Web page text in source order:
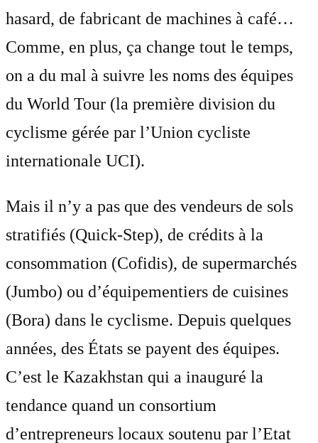
hasard, de fabricant de machines à café…
Comme, en plus, ça change tout le temps,
on a du mal à suivre les noms des équipes
du World Tour (la première division du
cyclisme gérée par l’Union cycliste
internationale UCI).
Mais il n’y a pas que des vendeurs de sols
stratifiés (Quick-Step), de crédits à la
consommation (Cofidis), de supermarchés
(Jumbo) ou d’équipementiers de cuisines
(Bora) dans le cyclisme. Depuis quelques
années, des États se payent des équipes.
C’est le Kazakhstan qui a inauguré la
tendance quand un consortium
d’entrepreneurs locaux soutenu par l’Etat